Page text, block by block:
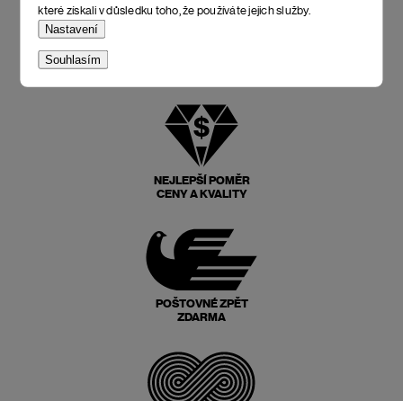
které získali v důsledku toho, že používáte jejich služby.
Nastavení
Souhlasím
NEJLEPŠÍ POMĚR
CENY A KVALITY
POŠTOVNÉ ZPĚT
ZDARMA